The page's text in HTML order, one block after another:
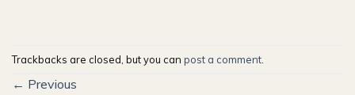
Trackbacks are closed, but you can post a comment
← Previous